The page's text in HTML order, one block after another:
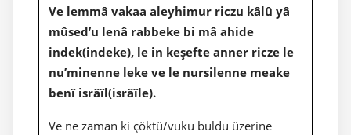
Ve lemmâ vakaa aleyhimur riczu kâlû yâ
mûsed’u lenâ rabbeke bi mâ ahide
indek(indeke), le in keşefte anner ricze le
nu’minenne leke ve le nursilenne meake
benî isrâîl(isrâîle).
Ve ne zaman ki çöktü/vuku buldu üzerine